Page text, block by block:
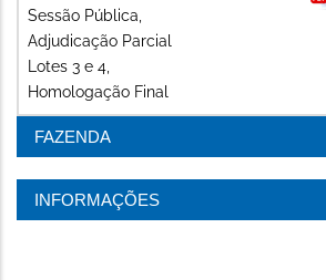
Sessão Pública,
Adjudicação Parcial
Lotes 3 e 4,
Homologação Final
FAZENDA
INFORMAÇÕES